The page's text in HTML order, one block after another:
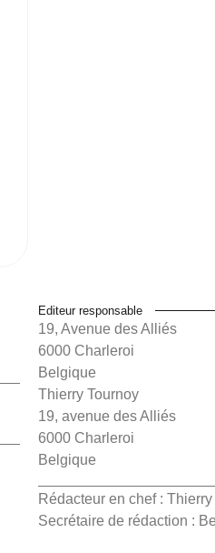
Editeur responsable
19, Avenue des Alliés
6000 Charleroi
Belgique
Thierry Tournoy
19, avenue des Alliés
6000 Charleroi
Belgique
Rédacteur en chef :
Secrétaire de rédaction :